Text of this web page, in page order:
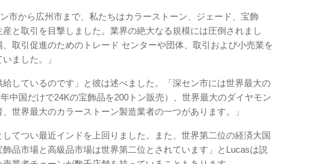
市から広州市まで、私たちはカラーストーン、ジェード、宝飾
と取引を目撃しました。業界の絶大なる規模には圧倒されまし
取引促進のためのトレード センターや団体、取引および小売業を
ました。」
給しているのです」と彼は述べました。「深セン市には世界最大の
中国だけで24Kの宝飾品を200トン販売）、世界最大のダイヤモン
世界最大のカラーストーン製造業者の一つがあります。」
してつい最近インドを上回りました。また、世界第二位の経済大国
品市場と高級品市場は世界第二位とされています」とLucasは説